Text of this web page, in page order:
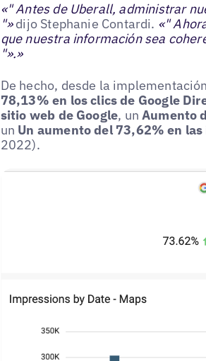
«" Antes de Uberall, administrar
"»dijo Stephanie Contardi. «"
que nuestra información sea
"».»
De hecho, desde la
78,13% en los clics de Google
sitio web de Google, unAumento
un Un aumento del 73,62% en
2022).